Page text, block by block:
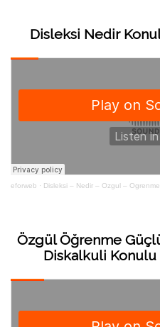
Disleksi Nedir
eforweb · Disleksi – Nedir – Ozgul –
Özgül Öğrenme
Diskalkuli Konulu